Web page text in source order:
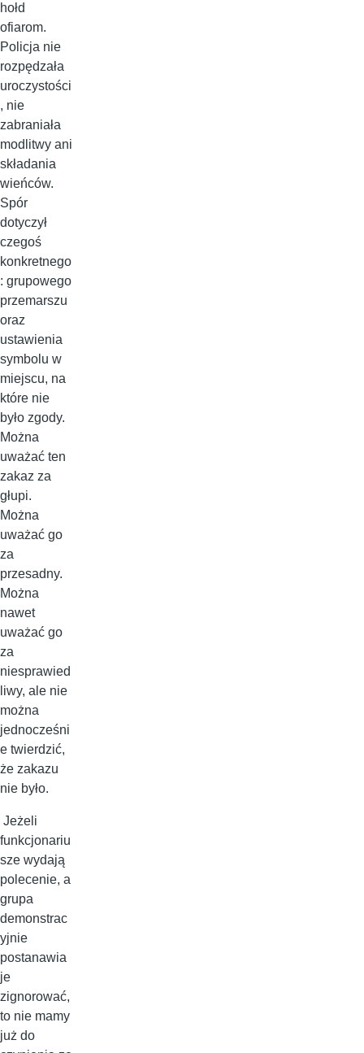
hołd
ofiarom.
Policja nie
rozpędzała
uroczystości
, nie
zabraniała
modlitwy ani
składania
wieńców.
Spór
dotyczył
czegoś
konkretnego
: grupowego
przemarszu
oraz
ustawienia
symbolu w
miejscu, na
które nie
było zgody.
Można
uważać ten
zakaz za
głupi.
Można
uważać go
za
przesadny.
Można
nawet
uważać go
za
niesprawied
liwy, ale nie
można
jednocześni
e twierdzić,
że zakazu
nie było.
Jeżeli
funkcjonariu
sze wydają
polecenie, a
grupa
demonstrac
yjnie
postanawia
je
zignorować,
to nie mamy
już do